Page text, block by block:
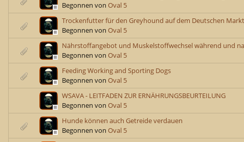
Begonnen von Oval 5
Trockenfutter für den Greyhound auf dem Deutschen Markt
Begonnen von Oval 5
Nährstoffangebot und Muskelstoffwechsel während und
Begonnen von Oval 5
Feeding Working and Sporting Dogs
Begonnen von Oval 5
WSAVA - LEITFADEN ZUR ERNÄHRUNGSBEURTEILUNG
Begonnen von Oval 5
Hunde können auch Getreide verdauen
Begonnen von Oval 5